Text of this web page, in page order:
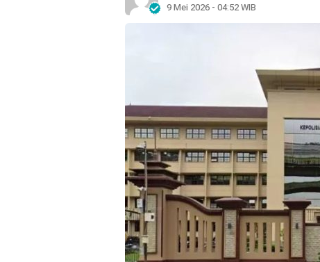
9 Mei 2026 - 04:52 WIB